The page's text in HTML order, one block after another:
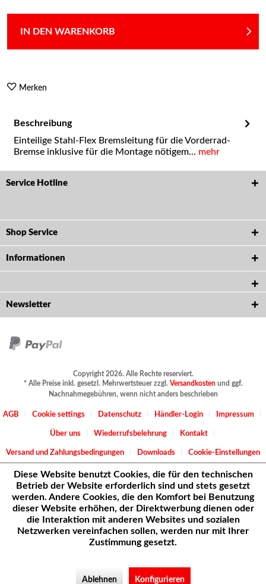
IN DEN WARENKORB
Merken
Beschreibung
Einteilige Stahl-Flex Bremsleitung für die Vorderrad-
Bremse inklusive für die Montage nötigem... mehr
Service Hotline
Shop Service
Informationen
Newsletter
Copyright 2026. Alle Rechte reserviert.
* Alle Preise inkl. gesetzl. Mehrwertsteuer zzgl. Versandkostenund ggf.
Nachnahmegebühren, wenn nicht anders beschrieben
AGB Cookie settings Datenschutz Händler-Login Impressum
Über uns Wiederrufsbelehrung Kontakt
Versand und Zahlungsbedingungen Downloads Cookie-Einstellungen
Diese Website benutzt Cookies, die für den technischen
Betrieb der Website erforderlich sind und stets gesetzt
werden. Andere Cookies, die den Komfort bei Benutzung
dieser Website erhöhen, der Direktwerbung dienen oder
die Interaktion mit anderen Websites und sozialen
Netzwerken vereinfachen sollen, werden nur mit Ihrer
Zustimmung gesetzt.
Ablehnen Konfigurieren